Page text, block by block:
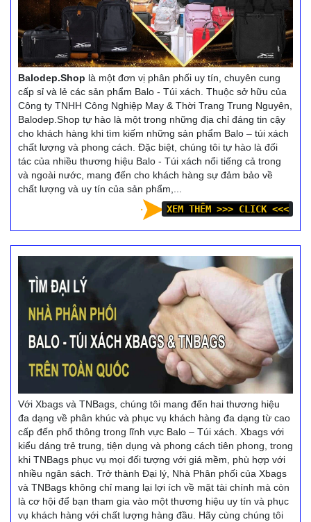
Balodep.Shop là một đơn vị phân phối uy tín, chuyên cung
cấp sỉ và lẻ các sản phẩm Balo - Túi xách. Thuộc sở hữu của
Công ty TNHH Công Nghiệp May & Thời Trang Trung Nguyên,
Balodep.Shop tự hào là một trong những địa chỉ đáng tin cậy
cho khách hàng khi tìm kiếm những sản phẩm Balo – túi xách
chất lượng và phong cách. Đặc biệt, chúng tôi tự hào là đối
tác của nhiều thương hiệu Balo - Túi xách nổi tiếng cả trong
và ngoài nước, mang đến cho khách hàng sự đảm bảo về
chất lượng và uy tín của sản phẩm,...
XEM THÊM >>> CLICK <<<
Với Xbags và TNBags, chúng tôi mang đến hai thương hiệu
đa dạng về phân khúc và phục vụ khách hàng đa dạng từ cao
cấp đến phổ thông trong lĩnh vực Balo – Túi xách. Xbags với
kiểu dáng trẻ trung, tiện dụng và phong cách tiên phong, trong
khi TNBags phục vụ mọi đối tượng với giá mềm, phù hợp với
nhiều ngân sách. Trở thành Đại lý, Nhà Phân phối của Xbags
và TNBags không chỉ mang lại lợi ích về mặt tài chính mà còn
là cơ hội để bạn tham gia vào một thương hiệu uy tín và phục
vụ khách hàng với chất lượng hàng đầu. Hãy cùng chúng tôi